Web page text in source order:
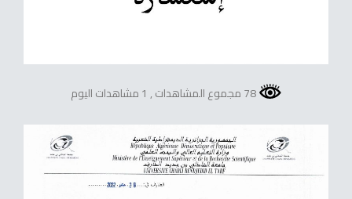
78 مجموع المشاهدات , 1 مشاهدات اليوم